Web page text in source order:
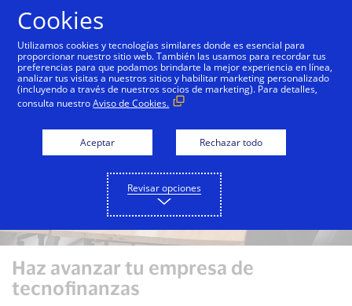
Haz avanzar tu empresa de
tecnofinanzas
Cookies
Utilizamos cookies y tecnologías similares donde es esencial para
proporcionar nuestro sitio web. También las usamos para recordar tus
preferencias para que podamos brindarte la mejor experiencia en línea,
analizar tus visitas a nuestros sitios y habilitar marketing personalizado
(incluyendo a través de nuestros socios de marketing). Para detalles,
consulta nuestroAviso de Cookies.
Aceptar Rechazar todo
Revisar opciones